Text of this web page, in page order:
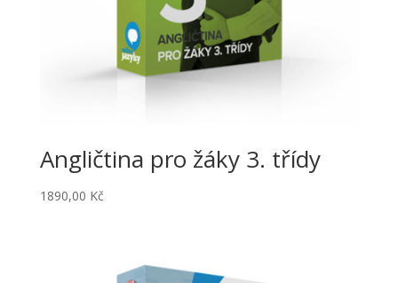
Angličtina pro žáky 3. třídy
1890,00 Kč